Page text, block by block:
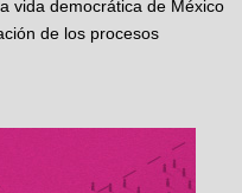
vida democrática de México
de los procesos